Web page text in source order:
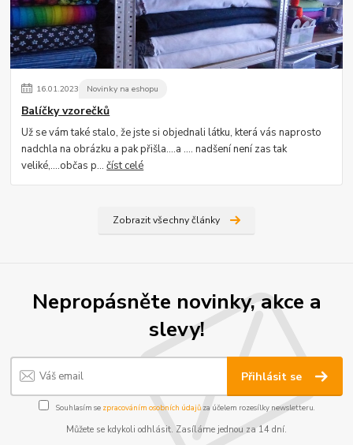
16.01.2023 Novinky na eshopu
Balíčky vzorečků
Už se vám také stalo, že jste si objednali látku, která vás naprosto
nadchla na obrázku a pak přišla....a .... nadšení není zas tak
veliké,....občas p...číst celé
Zobrazit všechny články
Nepropásněte novinky, akce a
slevy!
Přihlásit se
Souhlasím se zpracováním osobních údajůza účelem rozesílky newsletteru.
Můžete se kdykoli odhlásit. Zasíláme jednou za 14 dní.